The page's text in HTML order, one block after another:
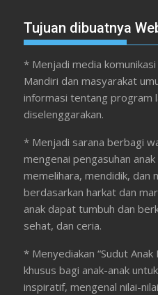
Tujuan dibuatnya
* Menjadi media
Mandiri dan masyarakat
informasi tentang program
diselenggarakan.
* Menjadi sarana berbagi
mengenai pengasuhan
memelihara, mendidik, dan
berdasarkan harkat dan
anak dapat tumbuh dan
sehat, dan ceria.
* Menyediakan “Sudut
khusus bagi anak-anak
inspiratif, mengenal nilai-